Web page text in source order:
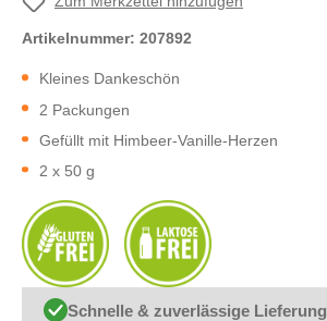
Artikelnummer: 207892
Kleines Dankeschön
2 Packungen
Gefüllt mit Himbeer-Vanille-Herzen
2 x 50 g
Schnelle & zuverlässige Lieferung